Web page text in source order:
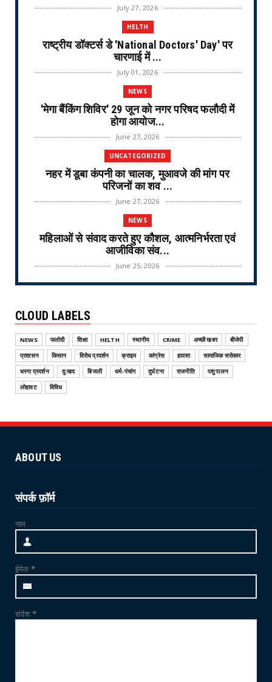
July 27, 2026
HELTH
राष्ट्रीय डॉक्टर्स डे 'National Doctors' Day' पर
चारणाई में ...
July 01, 2026
NEWS
'मेगा बैंकिंग शिविर' 29 जून को नगर परिषद फलौदी में
होगा आयोज...
June 27, 2026
UNCATEGORIZED
नहर में डूबा कंपनी का चालक, मुआवजे की मांग पर
परिजनों का शव ...
June 27, 2026
NEWS
महिलाओं से संवाद करते हुए कौशल, आत्मनिर्भरता एवं
आजीविका संव...
June 25, 2026
NEWS
CRIME
ऑपरेशन वज्र प्रहार Operation Vajra Prahar :
एमडी फैक्ट्री और...
जाम्भा की ढाणी में उत्साहपूर्वक मनाया गया 12वां
ट्यूबवेल ...
CLOUD LABELS
NEWS फलोदी शिक्षा HELTH स्थानीय CRIME अच्छी खबर
बीजेपी
प्रशासन
किसान विरोध प्रदर्शन क्राइम कांग्रेस हादसा
सामाजिक सरोकार
धरना प्रदर्शन
दुःखद बिजली धर्म-पंचांग दुर्घटना राजनीति
पशु पालन
लोहावट
विविध
ABOUT US
संपर्क फ़ॉर्म
नाम
ईमेल *
संदेश*